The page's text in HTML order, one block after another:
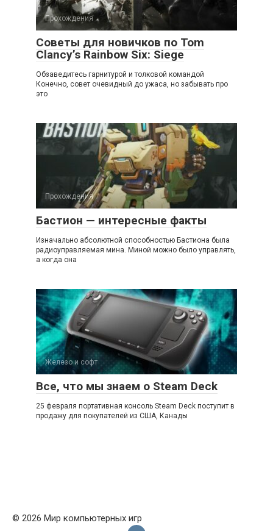
Прохождения
Советы для новичков по Tom
Clancy’s Rainbow Six: Siege
Обзаведитесь гарнитурой и толковой командой
Конечно, совет очевидный до ужаса, но забывать про
это
Прохождения
Бастион — интересные факты
Изначально абсолютной способностью Бастиона была
радиоуправляемая мина. Миной можно было управлять,
а когда она
Железо и софт
Все, что мы знаем о Steam Deck
25 февраля портативная консоль Steam Deck поступит в
продажу для покупателей из США, Канады
© 2026 Мир компьютерных игр